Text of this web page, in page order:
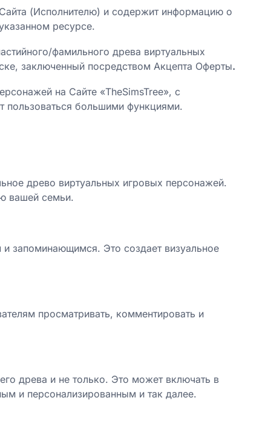
(Исполнителю) и содержит информацию о
ресурсе.
фамильного древа виртуальных
заключенный посредством Акцепта Оферты.
на Сайте «TheSimsTree», с
пользоваться большими функциями.
древо виртуальных игровых персонажей.
вашей семьи.
запоминающимся. Это создает визуальное
просматривать, комментировать и
древа и не только. Это может включать в
и персонализированным и так далее.